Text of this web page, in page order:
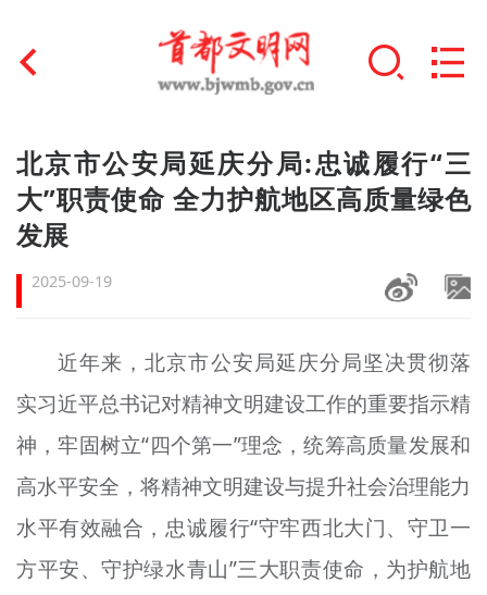
首页
文明创建
+
文明实践
文明培育
+
未成年人思想道德建设
榜样人物
+
身边好人
文明评论
北京宣传文化引导基金
北京市公安局延庆分局:忠诚履行“三
大”职责使命 全力护航地区高质量绿色
发展
2025-09-19
近年来，北京市公安局延庆分局坚决贯彻落
实习近平总书记对精神文明建设工作的重要指示精
神，牢固树立“四个第一”理念，统筹高质量发展和
高水平安全，将精神文明建设与提升社会治理能力
水平有效融合，忠诚履行“守牢西北大门、守卫一
方平安、守护绿水青山”三大职责使命，为护航地